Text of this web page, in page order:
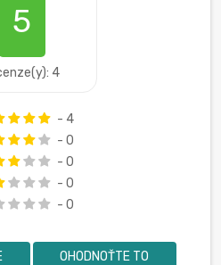
5
4
- 4
- 0
- 0
- 0
- 0
OHODNOŤTE TO